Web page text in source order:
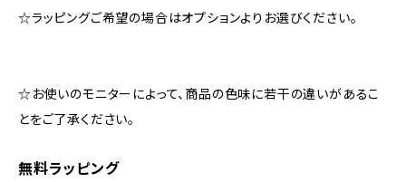
☆ラッピングご希望の場合はオプションよりお選びください。
☆お使いのモニターによって、商品の色味に若干の違いがあるこ
とをご了承ください。
無料ラッピング